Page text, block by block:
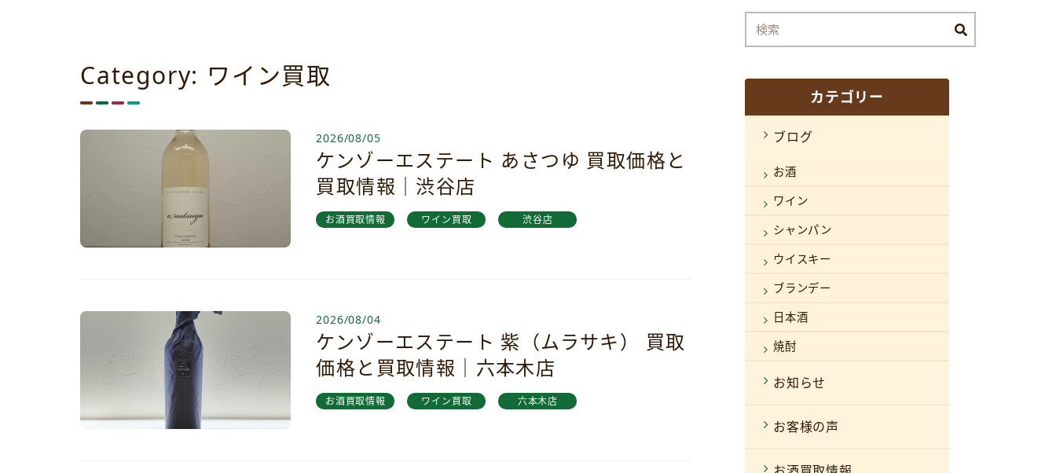
Category: ワイン買取
2026/08/05
ケンゾーエステート あさつゆ 買取価格と
買取情報｜渋谷店
お酒買取情報 ワイン買取 渋谷店
2026/08/04
ケンゾーエステート 紫（ムラサキ） 買取
価格と買取情報｜六本木店
お酒買取情報 ワイン買取 六本木店
カテゴリー
ブログ
お酒
ワイン
シャンパン
ウイスキー
ブランデー
日本酒
焼酎
お知らせ
お客様の声